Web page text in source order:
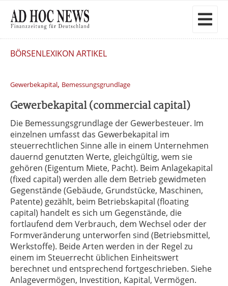
BÖRSENLEXIKON ARTIKEL
Gewerbekapital, Bemessungsgrundlage
Gewerbekapital (commercial capital)
Die Bemessungsgrundlage der Gewerbesteuer. Im
einzelnen umfasst das Gewerbekapital im
steuerrechtlichen Sinne alle in einem Unternehmen
dauernd genutzten Werte, gleichgültig, wem sie
gehören (Eigentum Miete, Pacht). Beim Anlagekapital
(fixed capital) werden alle dem Betrieb gewidmeten
Gegenstände (Gebäude, Grundstücke, Maschinen,
Patente) gezählt, beim Betriebskapital (floating
capital) handelt es sich um Gegenstände, die
fortlaufend dem Verbrauch, dem Wechsel oder der
Formveränderung unterworfen sind (Betriebsmittel,
Werkstoffe). Beide Arten werden in der Regel zu
einem im Steuerrecht üblichen Einheitswert
berechnet und entsprechend fortgeschrieben. Siehe
Anlagevermögen, Investition, Kapital, Vermögen.